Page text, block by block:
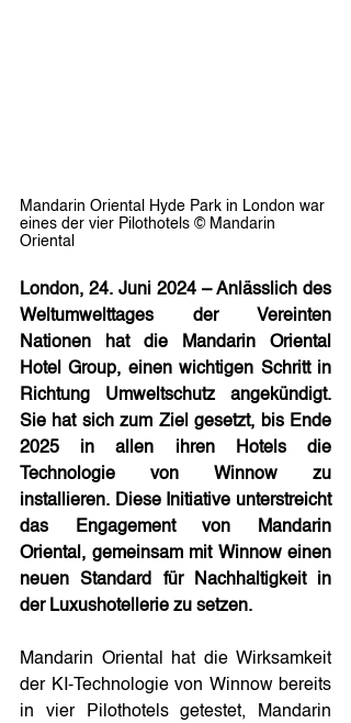
Mandarin Oriental Hyde Park in London war
eines der vier Pilothotels © Mandarin
Oriental
London, 24. Juni 2024 – Anlässlich des
Weltumwelttages der Vereinten
Nationen hat die Mandarin Oriental
Hotel Group, einen wichtigen Schritt in
Richtung Umweltschutz angekündigt.
Sie hat sich zum Ziel gesetzt, bis Ende
2025 in allen ihren Hotels die
Technologie von Winnow zu
installieren. Diese Initiative unterstreicht
das Engagement von Mandarin
Oriental, gemeinsam mit Winnow einen
neuen Standard für Nachhaltigkeit in
der Luxushotellerie zu setzen.
Mandarin Oriental hat die Wirksamkeit
der KI-Technologie von Winnow bereits
in vier Pilothotels getestet, Mandarin